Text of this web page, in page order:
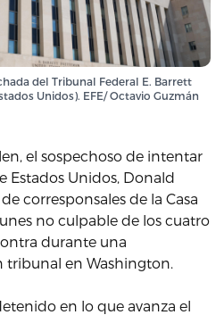
del Tribunal Federal E. Barrett
Unidos). EFE/ Octavio Guzmán
el sospechoso de intentar
Estados Unidos, Donald
corresponsales de la Casa
no culpable de los cuatro
durante una
en Washington.
en lo que avanza el